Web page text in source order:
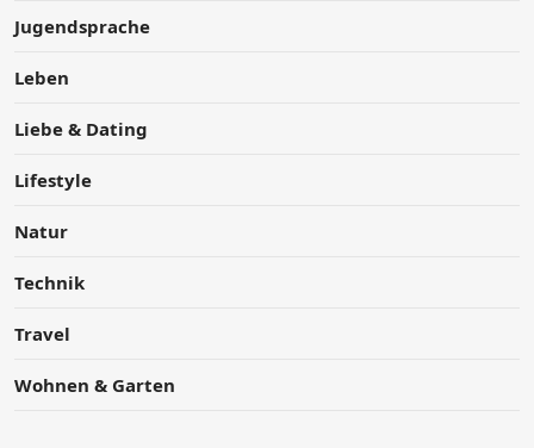
Jugendsprache
Leben
Liebe & Dating
Lifestyle
Natur
Technik
Travel
Wohnen & Garten